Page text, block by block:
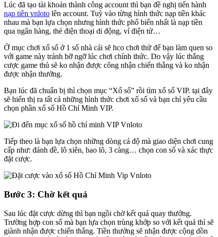
Lúc đã tạo tài khoản thành công account thì bạn đề nghị tiến hành
nạp tiền vnloto lên account. Tuỳ vào từng hình thức nạp tiền khác
nhau mà bạn lựa chọn nhưng hình thức phổ biến nhất là nạp tiền
qua ngân hàng, thẻ điện thoại di động, ví điện tử…
Ở mục chơi xổ số ở 1 số nhà cái sẽ hco chơi thử để bạn làm quen so
với game này tránh bỡ ngỡ lúc chơi chính thức. Do vậy lúc thắng
cược game thủ sẽ ko nhận được công nhận chiến thắng và ko nhận
được nhận thưởng.
Bạn lúc đã chuẩn bị thì chọn mục “Xổ số” rồi tìm xổ số VIP. tại đây
sẽ hiển thị ra tất cả những hình thức chơi xổ số và bạn chỉ yêu cầu
chọn phần xổ số Hồ Chí Minh VIP.
Tiếp theo là bạn lựa chọn những dòng cá độ mà giao diện chơi cung
cấp như: đánh đề, lô xiên, bao lô, 3 càng… chọn con số và xác thực
đặt cược.
Bước 3: Chờ kết quả
Sau lúc đặt cược dừng thì bạn ngồi chờ kết quả quay thưởng.
Trường hợp con số mà bạn lựa chọn trùng khớp so với kết quả thì sẽ
giành nhận được chiến thắng. Tiền thưởng sẽ nhận được cộng dồn